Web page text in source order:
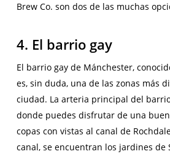
Brew Co. son dos de las muchas
4. El barrio gay
El barrio gay de Mánchester,
es, sin duda, una de las zonas más
ciudad. La arteria principal del
donde puedes disfrutar de una
copas con vistas al canal de
canal, se encuentran los jardines de